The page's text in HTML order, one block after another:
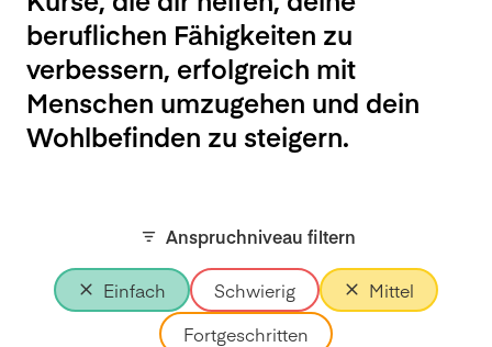
beruflichen Fähigkeiten zu
verbessern, erfolgreich mit
Menschen umzugehen und dein
Wohlbefinden zu steigern.
Anspruchniveau filtern
Einfach Schwierig
Mittel
Fortgeschritten